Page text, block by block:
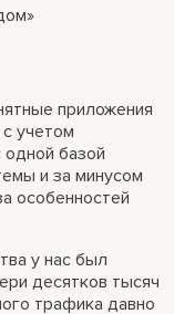
приложения
учетом
одной базой
и за минусом
особенностей
у нас был
десятков тысяч
трафика давно